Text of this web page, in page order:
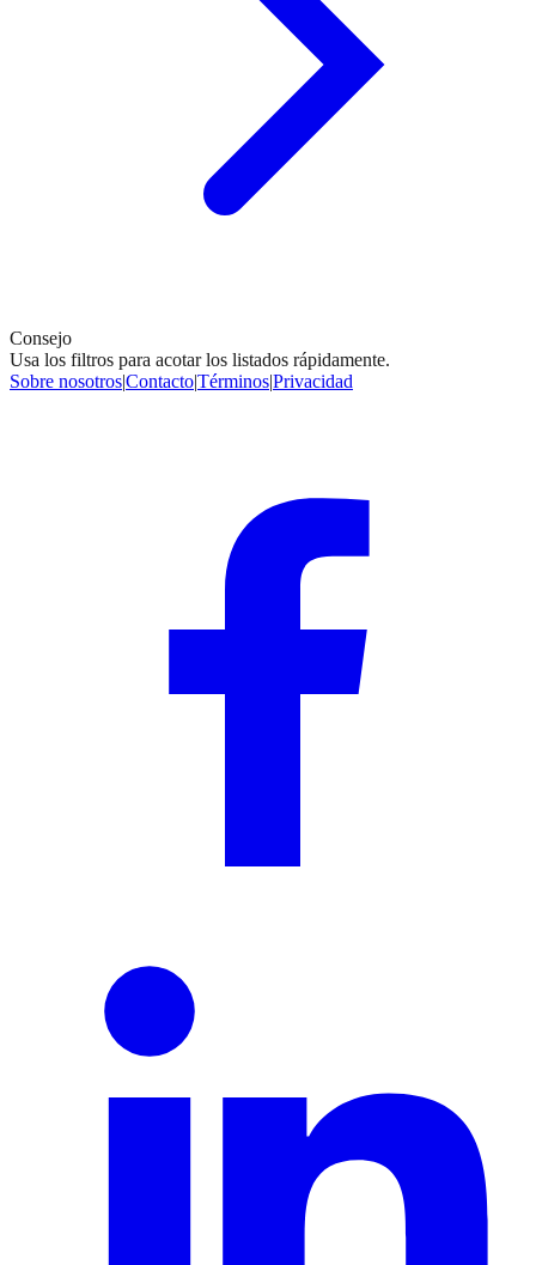
Consejo
Usa los filtros para acotar los listados rápidamente.
Sobre nosotros|Contacto|Términos|Privacidad